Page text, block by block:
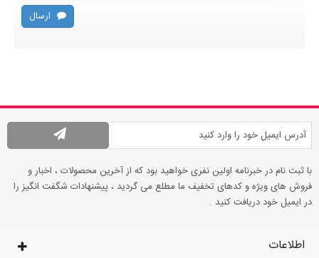
ارسال
با ثبت نام در خبرنامه اولین نفری خواهید بود که از آخرین محصولات ، اخبار و
فروش های ویژه و کدهای تخفیف ما مطلع می گردید ، پیشنهادات شگفت انگیز را
در ایمیل خود دریافت کنید .
اطلاعات